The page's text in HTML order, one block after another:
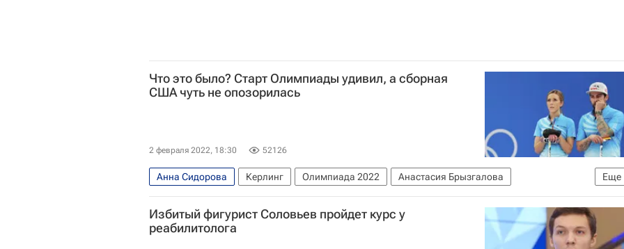
Что это было? Старт Олимпиады удивил, а сборная
США чуть не опозорилась
2 февраля 2022, 18:30 52126
Еще
Анна Сидорова Керлинг Олимпиада 2022
Анастасия Брызгалова
Александр Крушельницкий
Избитый фигурист Соловьев пройдет курс у
реабилитолога